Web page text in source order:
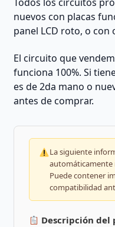
nuevos con placas
panel LCD roto, o con
El circuito que
funciona 100%. Si
es de 2da mano o
antes de comprar.
La siguiente
automáticamente
Puede contener
compatibilidad
Descripción del